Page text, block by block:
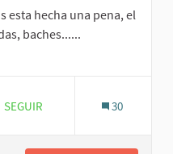
esta hecha una pena, el
baches......
2- Esports (Tot el municipi )
7 SEGUIDORAS
SEGUIR 30